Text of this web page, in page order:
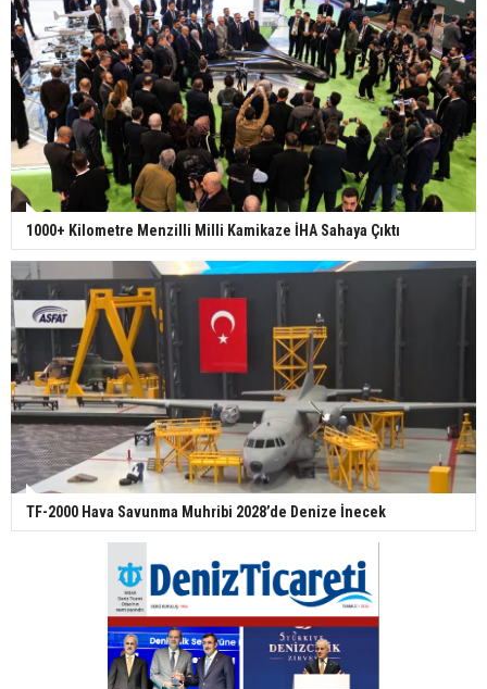
1000+ Kilometre Menzilli Milli Kamikaze İHA Sahaya Çıktı
TF-2000 Hava Savunma Muhribi 2028’de Denize İnecek